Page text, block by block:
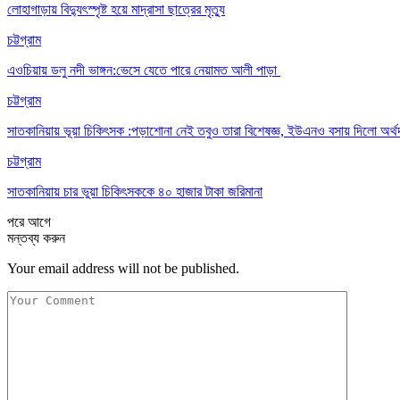
লোহাগাড়ায় বিদ্যুৎস্পৃষ্ট হয়ে মাদ্রাসা ছাত্রের মৃত্যু
চট্টগ্রাম
এওচিয়ায় ডলু নদী ভাঙ্গন:ভেসে যেতে পারে নেয়ামত আলী পাড়া
চট্টগ্রাম
সাতকানিয়ায় ভূয়া চিকিৎসক :পড়াশোনা নেই তবুও তারা বিশেষজ্ঞ, ইউএনও বসায় দিলো
চট্টগ্রাম
সাতকানিয়ায় চার ভুয়া চিকিৎসককে ৪০ হাজার টাকা জরিমানা
পরেআগে
মন্তব্য করুন
Your email address will not be published.